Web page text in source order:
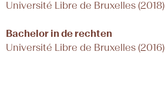
Université Libre de Bruxelles (2018)
Bachelor in de rechten
Université Libre de Bruxelles (2016)